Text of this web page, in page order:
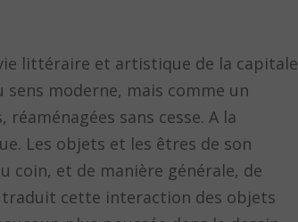
littéraire et artistique de la capitale
moderne, mais comme un
sans cesse. A la
Les objets et les êtres de son
coin, et de manière générale, de
traduit cette interaction des objets